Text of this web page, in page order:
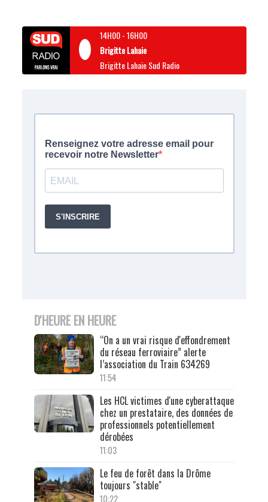
14H00-16H00
Brigitte Lahaie
Brigitte Lahaie Sud Radio
D'HEURE EN HEURE
“On a un vrai risque d'effondrement
du réseau ferroviaire” alerte
l’association du Train 634269
11:54
Les HCL victimes d'une cyberattaque
chez un prestataire, des données de
professionnels potentiellement
dérobées
11:03
Le feu de forêt dans la Drôme
toujours "stable"
10:22